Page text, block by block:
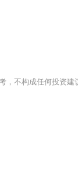
，不构成任何投资建